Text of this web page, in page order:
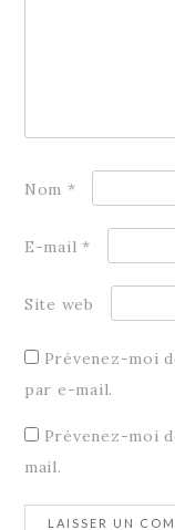
Nom *
E-mail *
Site web
Prévenez-moi
par e-mail.
Prévenez-moi
mail.